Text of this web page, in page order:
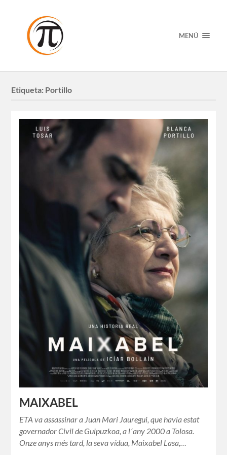
MENÚ
Etiqueta: Portillo
MAIXABEL
ETA va assassinar a Juan Mari Jauregui, que havia estat
governador Civil de Guipuzkoa, a l´any 2000 a Tolosa.
Onze anys més tard, la seva vídua, Maixabel Lasa,…